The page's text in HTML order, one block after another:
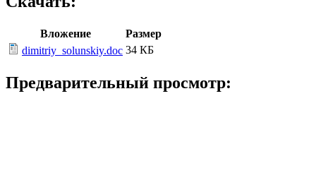
Вложение
Размер
dimitriy_solunskiy.doc 34 КБ
Предварительный просмотр: